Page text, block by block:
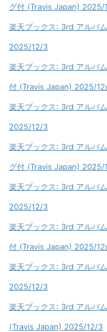
グ付 (Travis Japan) 2025/
楽天ブックス: 3rd アルバ
2025/12/3
楽天ブックス: 3rd アルバ
付 (Travis Japan) 2025/
楽天ブックス: 3rd アルバ
2025/12/3
楽天ブックス: 3rd アルバ
グ付 (Travis Japan) 2025/
楽天ブックス: 3rd アルバ
2025/12/3
楽天ブックス: 3rd アルバ
付 (Travis Japan) 2025/
楽天ブックス: 3rd アルバ
2025/12/3
楽天ブックス: 3rd アルバ
(Travis Japan) 2025/12/3